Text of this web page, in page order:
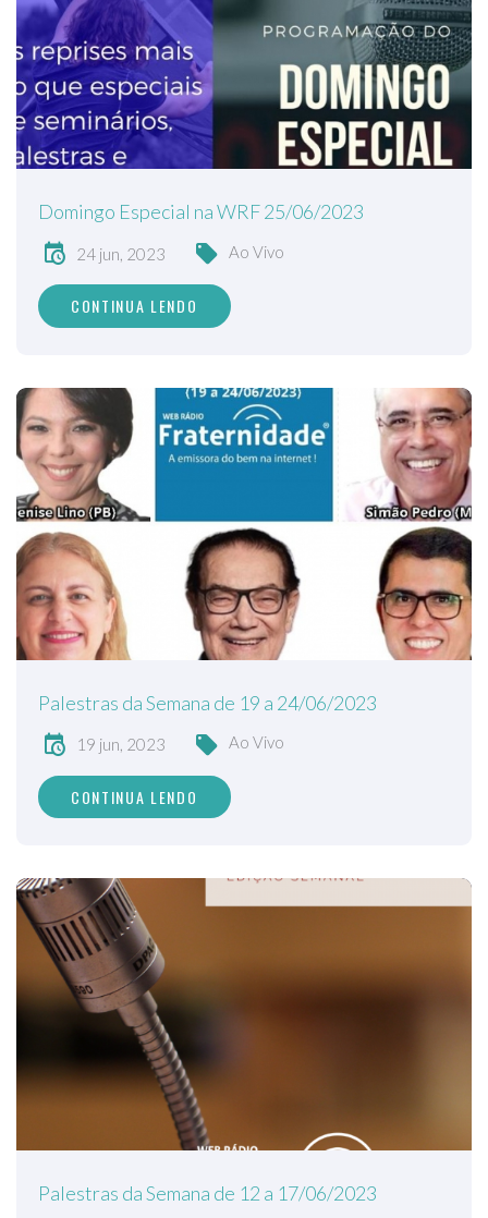
Domingo Especial na WRF 25/06/2023
24 jun, 2023 Ao Vivo
CONTINUA LENDO
Palestras da Semana de 19 a 24/06/2023
19 jun, 2023 Ao Vivo
CONTINUA LENDO
Palestras da Semana de 12 a 17/06/2023